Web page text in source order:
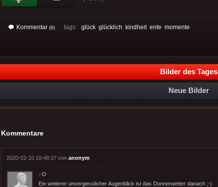
Kommentar (9) tags: glück glücklich kindheit ente momente
Bilder des Tages
Neue Bilder
Kommentare
2020-02-10 19:48:37 von anonym
:-D
Ein weiterer unvergesslicher Augenblick ist das Donnerwetter danach ;-)